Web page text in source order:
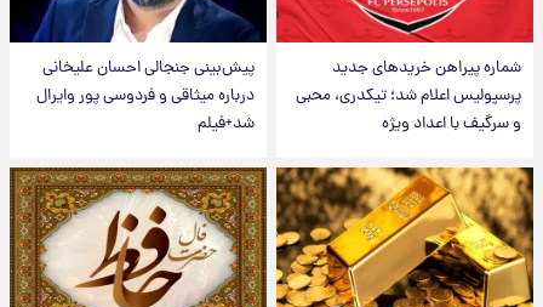
شماره پیراهن خریدهای جدید
پرسپولیس اعلام شد؛ تیکدری، محبی
و سرگیف با اعداد ویژه
پیش‌بینی جنجالی احسان علیخانی
درباره میثاقی و فردوسی پور وایرال
شد+فیلم